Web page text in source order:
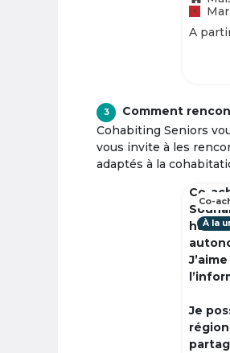
A
3
Comment
Cohabiting Seniors
vous invite à les
adaptés à la
Co-
Je
À la
Co-